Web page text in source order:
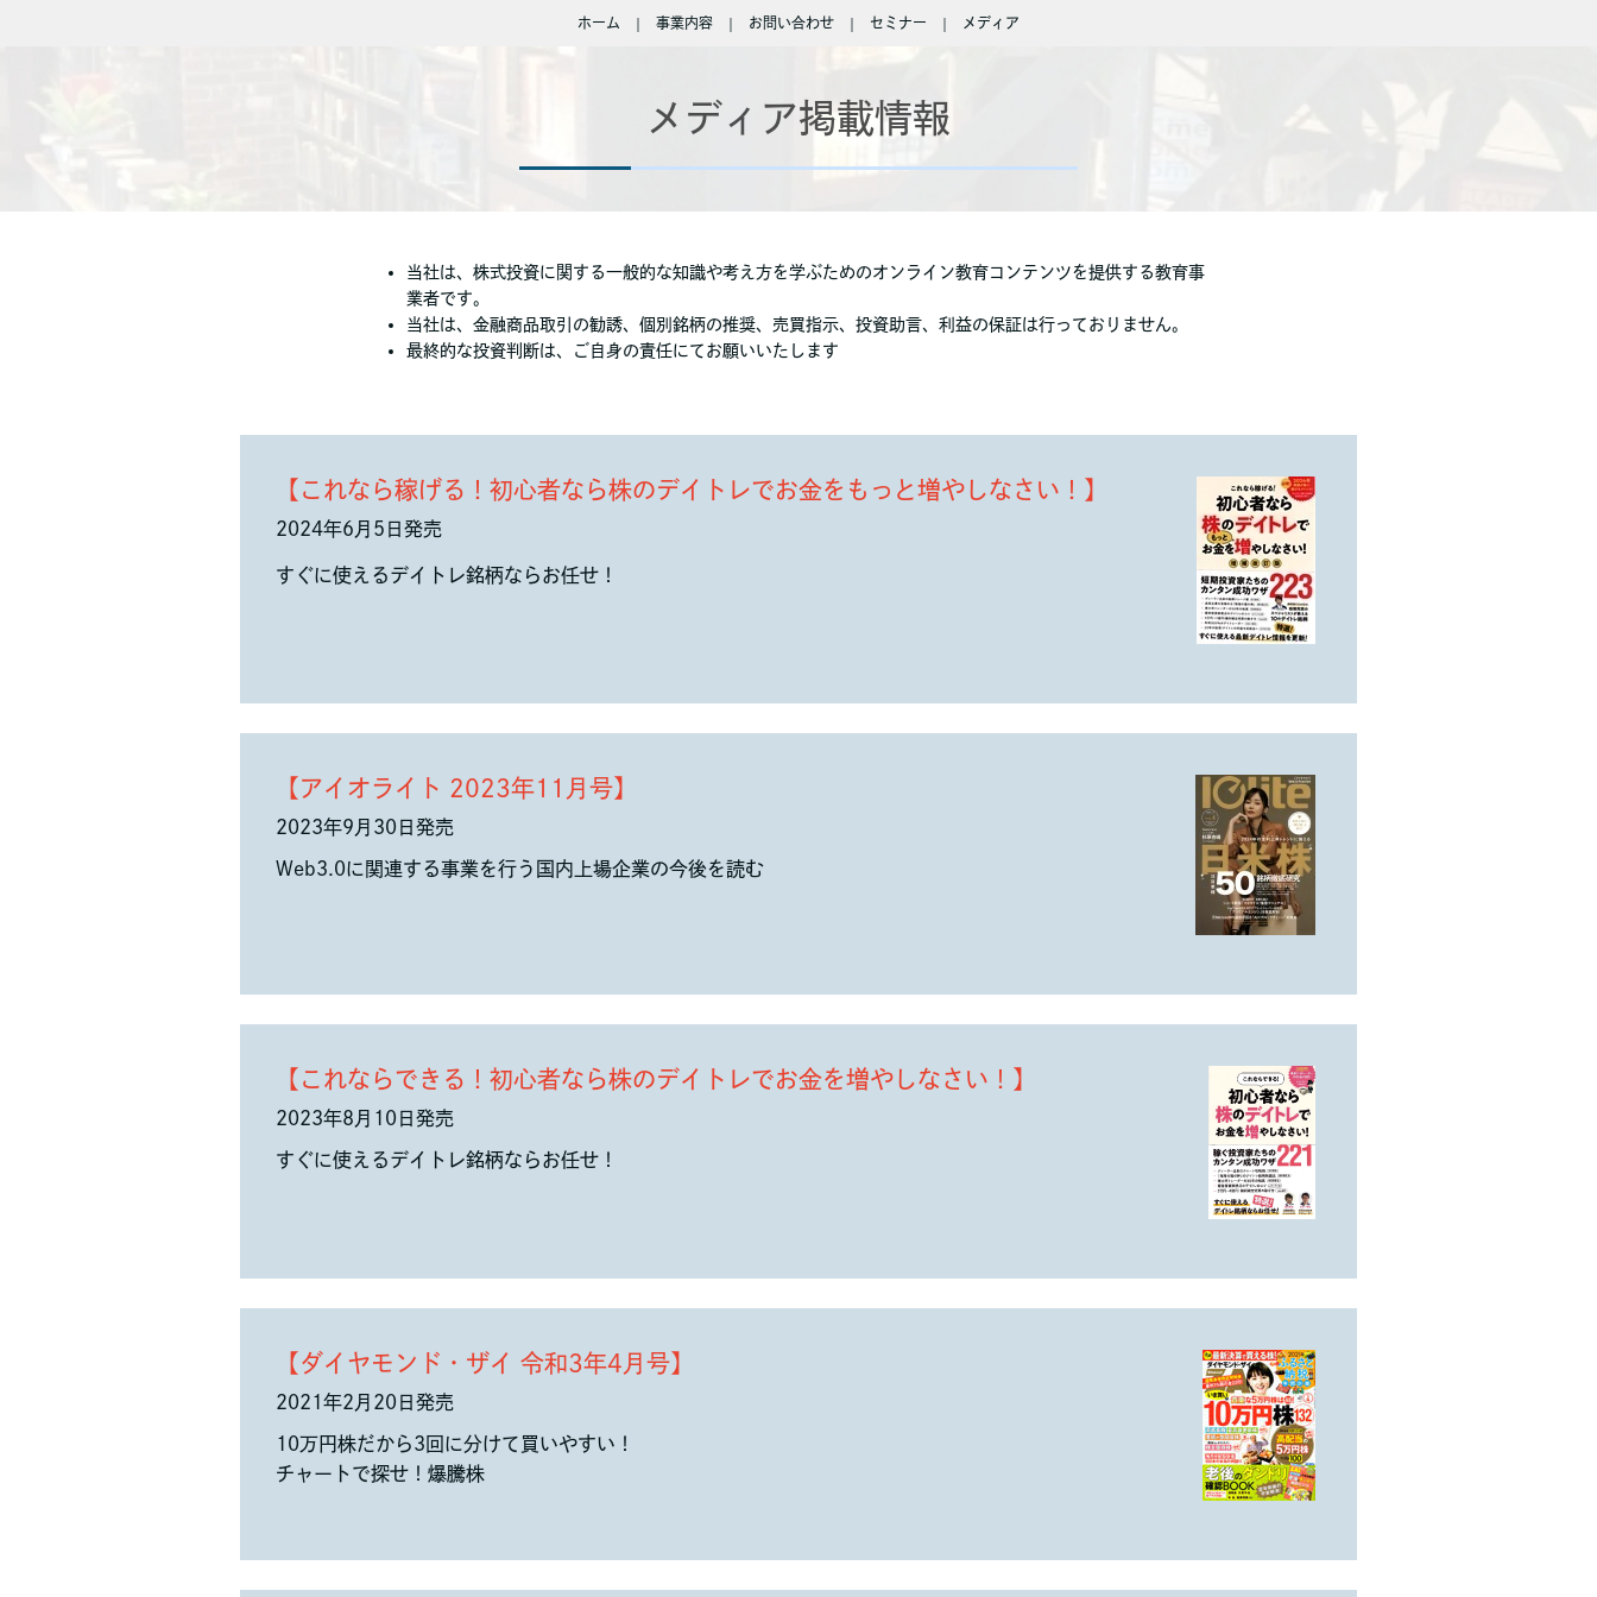
ホーム 事業内容 お問い合わせ セミナー メディア
メディア掲載情報
当社は、株式投資に関する一般的な知識や考え方を学ぶためのオンライン教育コンテンツを提供する教育事
業者です。
当社は、金融商品取引の勧誘、個別銘柄の推奨、売買指示、投資助言、利益の保証は行っておりません。
最終的な投資判断は、ご自身の責任にてお願いいたします
【これなら稼げる！初心者なら株のデイトレでお金をもっと増やしなさい！】
2024年6月5日発売
すぐに使えるデイトレ銘柄ならお任せ！
【アイオライト 2023年11月号】
2023年9月30日発売
Web3.0に関連する事業を行う国内上場企業の今後を読む
【これならできる！初心者なら株のデイトレでお金を増やしなさい！】
2023年8月10日発売
すぐに使えるデイトレ銘柄ならお任せ！
【ダイヤモンド・ザイ 令和3年4月号】
2021年2月20日発売
10万円株だから3回に分けて買いやすい！
チャートで探せ！爆騰株